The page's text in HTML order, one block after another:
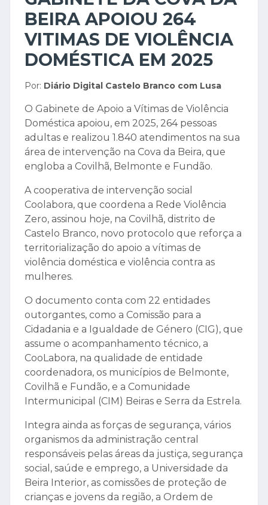
BEIRA APOIOU 264
VITIMAS DE VIOLÊNCIA
DOMÉSTICA EM 2025
Por: Diário Digital Castelo Branco com Lusa
O Gabinete de Apoio a Vítimas de Violência
Doméstica apoiou, em 2025, 264 pessoas
adultas e realizou 1.840 atendimentos na sua
área de intervenção na Cova da Beira, que
engloba a Covilhã, Belmonte e Fundão.
A cooperativa de intervenção social
Coolabora, que coordena a Rede Violência
Zero, assinou hoje, na Covilhã, distrito de
Castelo Branco, novo protocolo que reforça a
territorialização do apoio a vítimas de
violência doméstica e violência contra as
mulheres.
O documento conta com 22 entidades
outorgantes, como a Comissão para a
Cidadania e a Igualdade de Género (CIG), que
assume o acompanhamento técnico, a
CooLabora, na qualidade de entidade
coordenadora, os municípios de Belmonte,
Covilhã e Fundão, e a Comunidade
Intermunicipal (CIM) Beiras e Serra da Estrela.
Integra ainda as forças de segurança, vários
organismos da administração central
responsáveis pelas áreas da justiça, segurança
social, saúde e emprego, a Universidade da
Beira Interior, as comissões de proteção de
crianças e jovens da região, a Ordem de